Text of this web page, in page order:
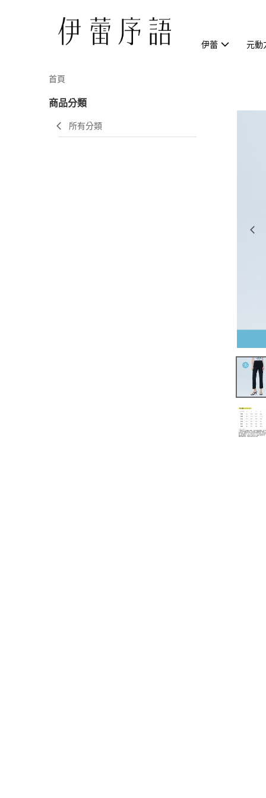
伊蕾 元動
首頁
商品分類
所有分類